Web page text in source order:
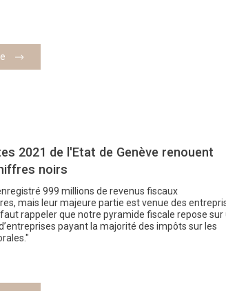
2021 de l'Etat de Genève renouent
noirs
999 millions de revenus fiscaux
mais leur majeure partie est venue des
rappeler que notre pyramide fiscale repose sur
payant la majorité des impôts sur les